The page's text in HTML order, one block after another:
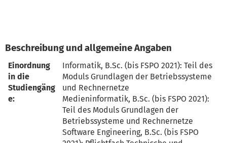
Beschreibung und allgemeine Angaben
Einordnung
in die
Studiengäng
e:
Informatik, B.Sc. (bis FSPO 2021): Teil des
Moduls Grundlagen der Betriebssysteme
und Rechnernetze
Medieninformatik, B.Sc. (bis FSPO 2021):
Teil des Moduls Grundlagen der
Betriebssysteme und Rechnernetze
Software Engineering, B.Sc. (bis FSPO